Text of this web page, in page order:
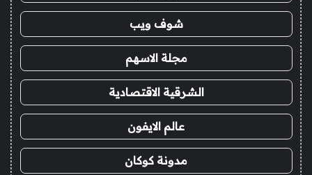
شوف ويب
مجلة الاسهم
الشرقية الاقتصادية
عالم الايفون
مدونة كوكان